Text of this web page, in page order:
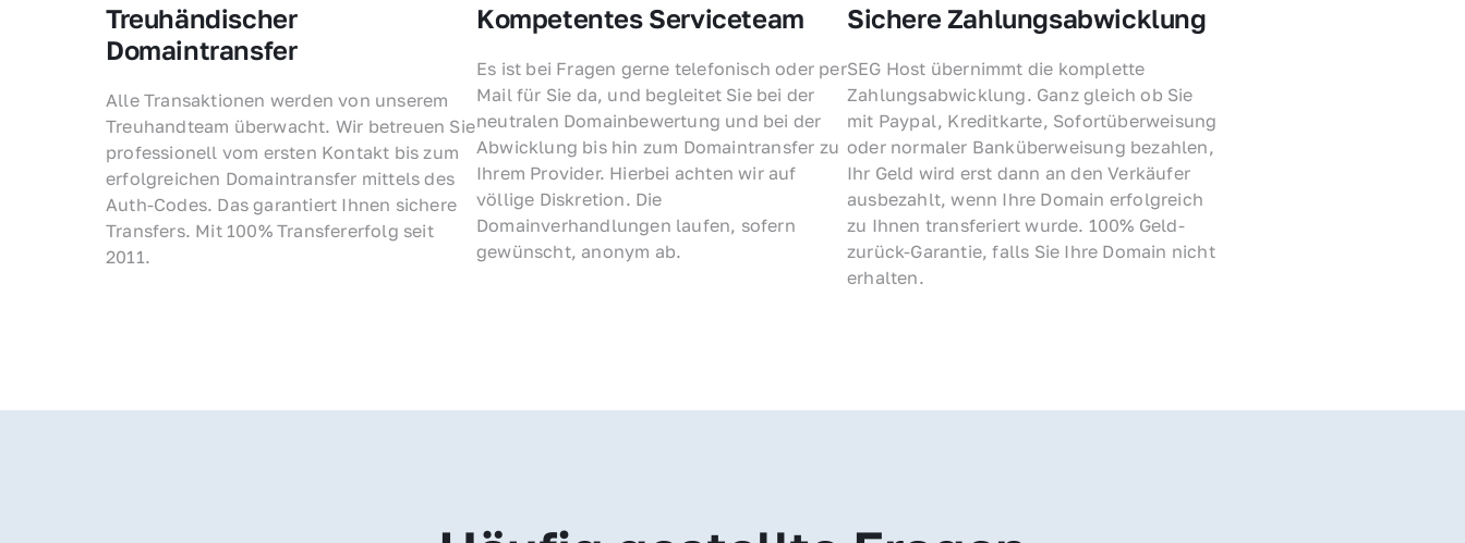
Treuhändischer
Domaintransfer
Alle Transaktionen werden von unserem
Treuhandteam überwacht. Wir betreuen Sie
professionell vom ersten Kontakt bis zum
erfolgreichen Domaintransfer mittels des
Auth-Codes. Das garantiert Ihnen sichere
Transfers. Mit 100% Transfererfolg seit
2011.
Kompetentes Serviceteam
Es ist bei Fragen gerne telefonisch oder per
Mail für Sie da, und begleitet Sie bei der
neutralen Domainbewertung und bei der
Abwicklung bis hin zum Domaintransfer zu
Ihrem Provider. Hierbei achten wir auf
völlige Diskretion. Die
Domainverhandlungen laufen, sofern
gewünscht, anonym ab.
Sichere Zahlungsabwicklung
SEG Host übernimmt die komplette
Zahlungsabwicklung. Ganz gleich ob Sie
mit Paypal, Kreditkarte, Sofortüberweisung
oder normaler Banküberweisung bezahlen,
Ihr Geld wird erst dann an den Verkäufer
ausbezahlt, wenn Ihre Domain erfolgreich
zu Ihnen transferiert wurde. 100% Geld-
zurück-Garantie, falls Sie Ihre Domain nicht
erhalten.